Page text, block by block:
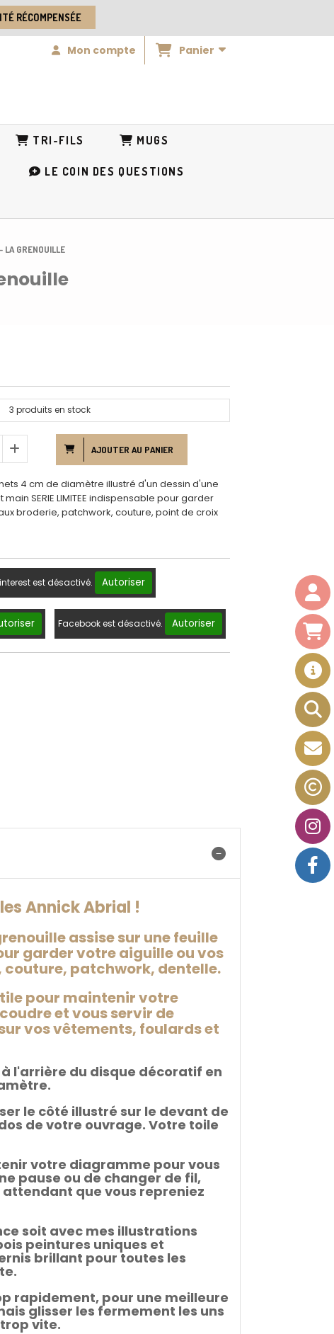
RÉCOMPENSÉE
Mon compte Panier
TRI-FILS MUGS
LE COIN DES QUESTIONS
GRENOUILLE
3 produits en stock
AJOUTER AU PANIER
4 cm de diamètre illustré d'un dessin d'une
SERIE LIMITEE indispensable pour garder
broderie, patchwork, couture, point de croix
est désactivé. Autoriser
Facebook est désactivé. Autoriser
Annick Abrial !
assise sur une feuille
garder votre aiguille ou vos
patchwork, dentelle.
pour maintenir votre
et vous servir de
vos vêtements, foulards et
l'arrière du disque décoratif en
le côté illustré sur le devant de
de votre ouvrage. Votre toile
votre diagramme pour vous
pause ou de changer de fil,
que vous repreniez
soit avec mes illustrations
peintures uniques et
brillant pour toutes les
rapidement, pour une meilleure
glisser les fermement les uns
vite.